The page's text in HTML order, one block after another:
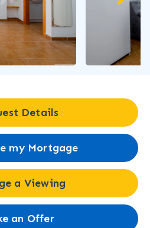
Details
my Mortgage
a Viewing
an Offer